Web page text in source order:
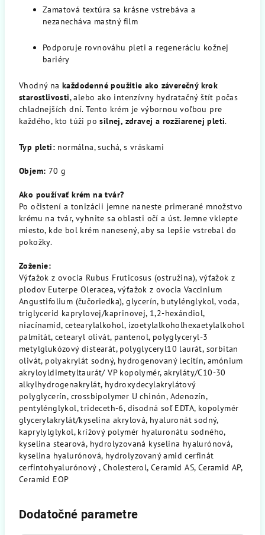
Zamatová textúra sa krásne vstrebáva a
nezanecháva mastný film
Podporuje rovnováhu pleti a regeneráciu kožnej
bariéry
Vhodný na každodenné použitie ako záverečný krok
starostlivosti, alebo ako intenzívny hydratačný štít počas
chladnejších dní. Tento krém je výbornou voľbou pre
každého, kto túži posilnej, zdravej a rozžiarenej pleti.
Typ pleti: normálna, suchá, s vráskami
Objem: 70 g
Ako používať krém na tvár?
Po očistení a tonizácii jemne naneste primerané množstvo
krému na tvár, vyhnite sa oblasti očí a úst. Jemne vklepte
miesto, kde bol krém nanesený, aby sa lepšie vstrebal do
pokožky.
Zoženie:
Výťažok z ovocia Rubus Fruticosus (ostružina), výťažok z
plodov Euterpe Oleracea, výťažok z ovocia Vaccinium
Angustifolium (čučoriedka), glycerín, butylénglykol, voda,
triglycerid kaprylovej/kaprinovej, 1,2-hexándiol,
niacínamid, cetearylalkohol, izoetylalkoholhexaetylalkohol
palmitát, cetearyl olivát, pantenol, polyglyceryl-3
metylglukózový distearát, polyglyceryl10 laurát, sorbitan
olivát, polyakrylát sodný, hydrogenovaný lecitín, amónium
akryloyldimetyltaurát/ VP kopolymér, akryláty/C10-30
alkylhydrogenakrylát, hydroxydecylakrylátový
polyglycerín, crossbipolymer U chinón, Adenozín,
pentylénglykol, trideceth-6, disodná soľ EDTA, kopolymér
glycerylakrylát/kyselina akrylová, hyaluronát sodný,
kaprylylglykol, krížový polymér hyaluronátu sodného, ​​
kyselina stearová, hydrolyzovaná kyselina hyalurónová,
kyselina hyalurónová, hydrolyzovaný amid cerfinát
cerfintohyalurónový , Cholesterol, Ceramid AS, Ceramid AP,
Ceramid EOP
Dodatočné parametre